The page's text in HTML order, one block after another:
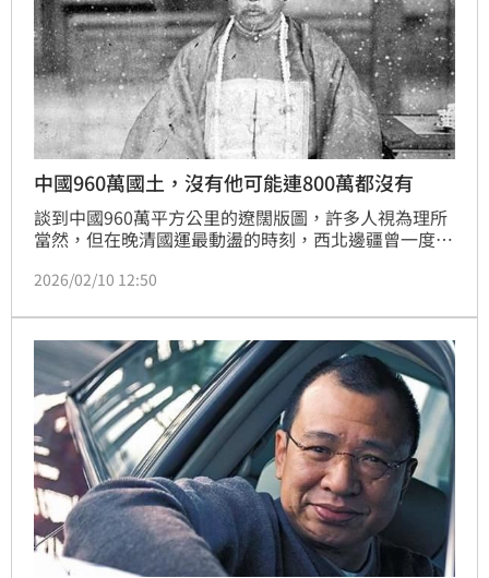
中國960萬國土，沒有他可能連800萬都沒有
談到中國960萬平方公里的遼闊版圖，許多人視為理所
當然，但在晚清國運最動盪的時刻，西北邊疆曾一度瀕
永久消失，就在清朝面臨版圖崩潰的關鍵，一名年過六
連800萬平方公里都保不住。（記者唐家興）
2026/02/10 12:50